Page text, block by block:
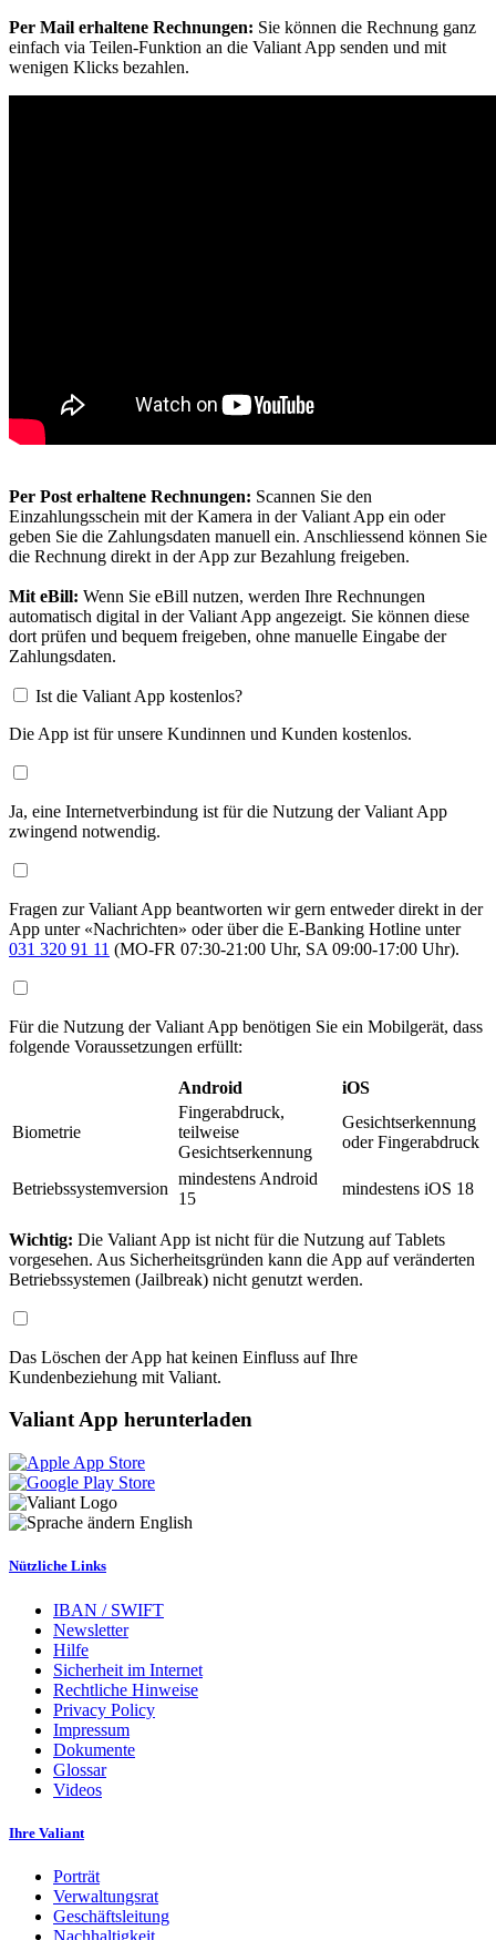
Per Mail erhaltene Rechnungen: Sie können die Rechnung ganz
einfach via Teilen-Funktion an die Valiant App senden und mit
wenigen Klicks bezahlen.
Per Post erhaltene Rechnungen: Scannen Sie den
Einzahlungsschein mit der Kamera in der Valiant App ein oder
geben Sie die Zahlungsdaten manuell ein. Anschliessend können Sie
die Rechnung direkt in der App zur Bezahlung freigeben.
Mit eBill: Wenn Sie eBill nutzen, werden Ihre Rechnungen
automatisch digital in der Valiant App angezeigt. Sie können diese
dort prüfen und bequem freigeben, ohne manuelle Eingabe der
Zahlungsdaten.
Ist die Valiant App kostenlos?
Die App ist für unsere Kundinnen und Kunden kostenlos.
Ja, eine Internetverbindung ist für die Nutzung der Valiant App
zwingend notwendig.
Fragen zur Valiant App beantworten wir gern entweder direkt in der
App unter «Nachrichten» oder über die E-Banking Hotline unter
031 320 91 11 (MO-FR 07:30-21:00 Uhr, SA 09:00-17:00 Uhr).
Für die Nutzung der Valiant App benötigen Sie ein Mobilgerät, dass
folgende Voraussetzungen erfüllt:
Android iOS
Biometrie
Fingerabdruck,
teilweise
Gesichtserkennung
Gesichtserkennung
oder Fingerabdruck
Betriebssystemversion
mindestens Android
15
mindestens iOS 18
Wichtig: Die Valiant App ist nicht für die Nutzung auf Tablets
vorgesehen. Aus Sicherheitsgründen kann die App auf veränderten
Betriebssystemen (Jailbreak) nicht genutzt werden.
Das Löschen der App hat keinen Einfluss auf Ihre
Kundenbeziehung mit Valiant.
Valiant App herunterladen
English
Nützliche Links
IBAN / SWIFT
Newsletter
Hilfe
Sicherheit im Internet
Rechtliche Hinweise
Privacy Policy
Impressum
Dokumente
Glossar
Videos
Ihre Valiant
Porträt
Verwaltungsrat
Geschäftsleitung
Nachhaltigkeit